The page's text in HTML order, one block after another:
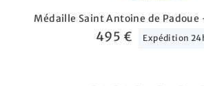
Médaille Saint Antoine de Padoue
495 € Expédition